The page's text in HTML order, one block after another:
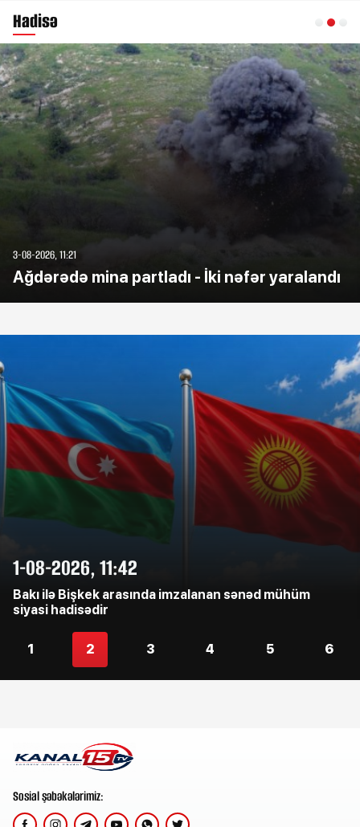
Hadisə
3-08-2026, 11:21
Ağdərədə mina partladı - İki nəfər yaralandı
1-08-2026, 11:42
Bakı ilə Bişkek arasında imzalanan sənəd mühüm
siyasi hadisədir
1 2 3 4 5 6
Sosial şəbəkələrimiz: